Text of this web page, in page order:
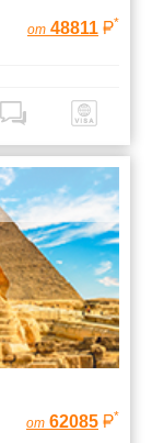
от 48811 *
от 62085 *